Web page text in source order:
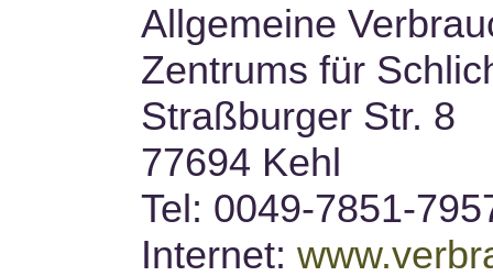
Allgemeine
Zentrums für
Straßburger Str. 8
77694 Kehl
Tel: 0049-7851-
Internet: